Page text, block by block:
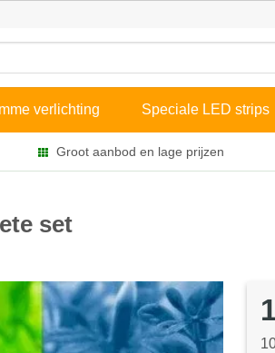
verlichting Speciale LED strips
Groot aanbod en lage prijzen
set